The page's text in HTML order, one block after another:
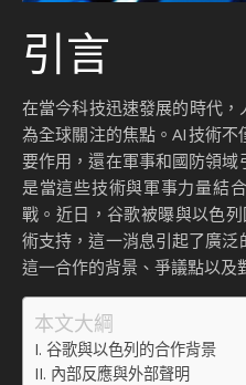
引言
在當今科技迅速發展的時代
為全球關注的焦點。AI技術
要作用，還在軍事和國防領
是當這些技術與軍事力量結
戰。近日，谷歌被曝與以色
術支持，這一消息引起了廣
這一合作的背景、爭議點以及
本文大綱
谷歌與以色列的合作背景
內部反應與外部聲明